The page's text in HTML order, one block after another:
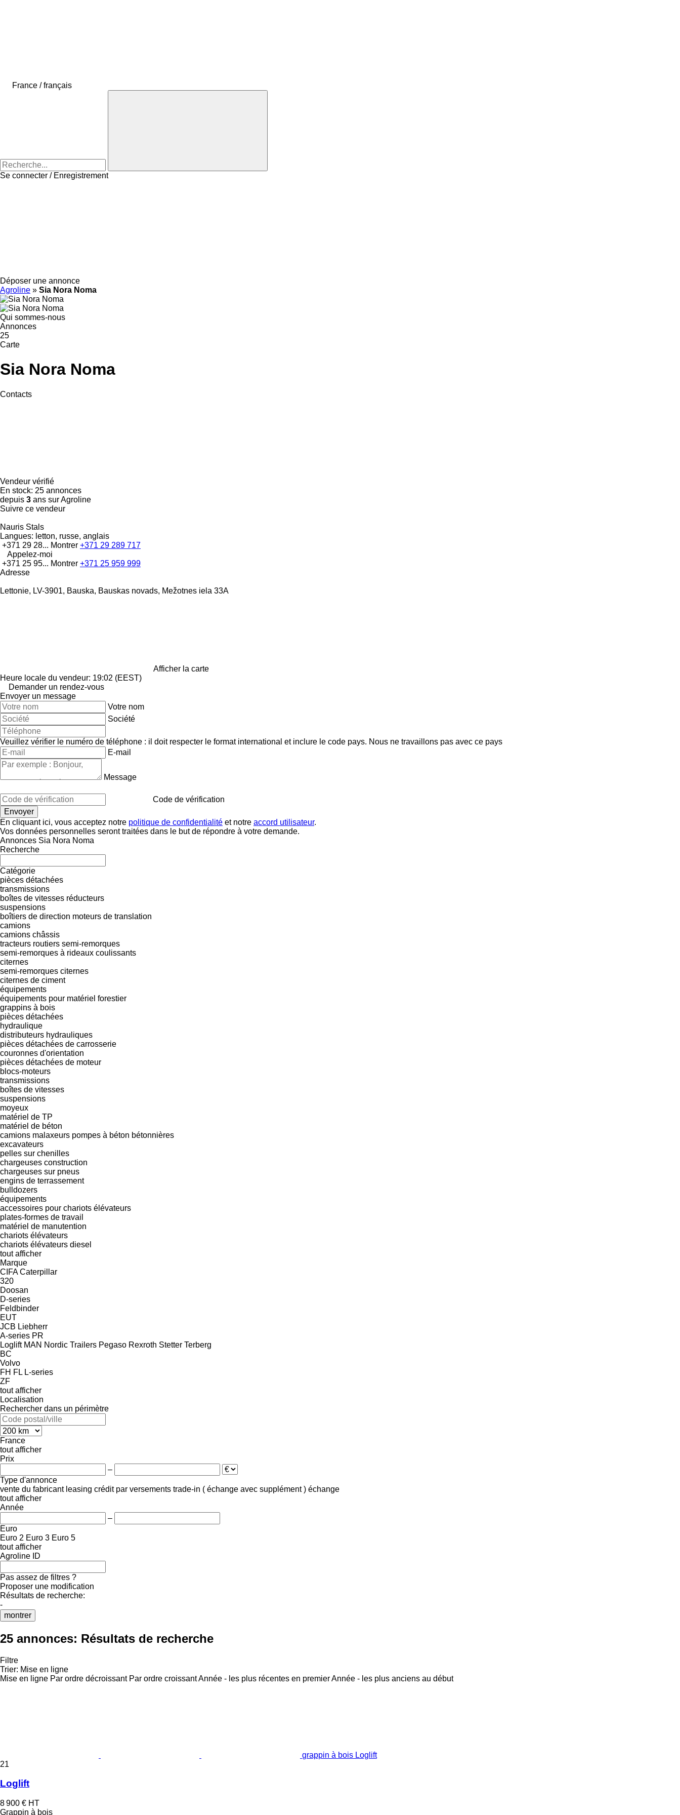
France / français
Se connecter / Enregistrement
Déposer une annonce
Agroline » Sia Nora Noma
Qui sommes-nous
Annonces
25
Carte
Sia Nora Noma
Contacts
Vendeur vérifié
En stock: 25 annonces
depuis 3 ans sur Agroline
Suivre ce vendeur
Nauris Stals
Langues: letton, russe, anglais
+371 29 28... Montrer +371 29 289 717
Appelez-moi
+371 25 95... Montrer +371 25 959 999
Adresse
Lettonie, LV-3901, Bauska, Bauskas novads, Mežotnes iela 33A
Afficher la carte
Heure locale du vendeur: 19:02 (EEST)
Demander un rendez-vous
Envoyer un message
Votre nom
Société
Veuillez vérifier le numéro de téléphone : il doit respecter le format international et inclure le code pays. Nous ne travaillons pas avec ce pays
E-mail
Message
Code de vérification
En cliquant ici, vous acceptez notre politique de confidentialité et notre accord utilisateur.
Vos données personnelles seront traitées dans le but de répondre à votre demande.
Annonces Sia Nora Noma
Recherche
Catégorie
pièces détachées
transmissions
boîtes de vitesses réducteurs
suspensions
boîtiers de direction moteurs de translation
camions
camions châssis
tracteurs routiers semi-remorques
semi-remorques à rideaux coulissants
citernes
semi-remorques citernes
citernes de ciment
équipements
équipements pour matériel forestier
grappins à bois
pièces détachées
hydraulique
distributeurs hydrauliques
pièces détachées de carrosserie
couronnes d'orientation
pièces détachées de moteur
blocs-moteurs
transmissions
boîtes de vitesses
suspensions
moyeux
matériel de TP
matériel de béton
camions malaxeurs pompes à béton bétonnières
excavateurs
pelles sur chenilles
chargeuses construction
chargeuses sur pneus
engins de terrassement
bulldozers
équipements
accessoires pour chariots élévateurs
plates-formes de travail
matériel de manutention
chariots élévateurs
chariots élévateurs diesel
tout afficher
Marque
CIFA Caterpillar
320
Doosan
D-series
Feldbinder
EUT
JCB Liebherr
A-series PR
Loglift MAN Nordic Trailers Pegaso Rexroth Stetter Terberg
BC
Volvo
FH FL L-series
ZF
tout afficher
Localisation
Rechercher dans un périmètre
France
tout afficher
Prix
–
Type d'annonce
vente du fabricant leasing crédit par versements trade-in ( échange avec supplément ) échange
tout afficher
Année
–
Euro
Euro 2 Euro 3 Euro 5
tout afficher
Agroline ID
Pas assez de filtres ?
Proposer une modification
Résultats de recherche:
-
montrer
25 annonces: Résultats de recherche
Filtre
Trier: Mise en ligne
Mise en ligne Par ordre décroissant Par ordre croissantAnnée - les plus récentes en premierAnnée - les plus anciens au début
grappin à bois Loglift
21
Loglift
8 900 € HT
Grappin à bois